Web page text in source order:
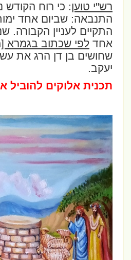
רש"י טוען: כי רוח הקודש
התנבאה: שביום אחד ימותו
התקיים לעניין הקבורה.
אחדלפי שכתוב בגמרא
שחושים בן דן הרג את
יעקב.
תכנית אלוקים להוביל